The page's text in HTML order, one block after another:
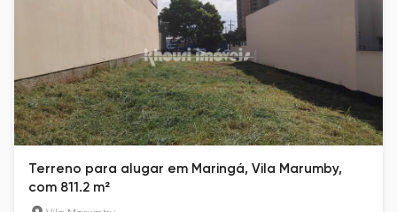
Terreno para alugar em Maringá, Vila Marumby,
com 811.2 m²